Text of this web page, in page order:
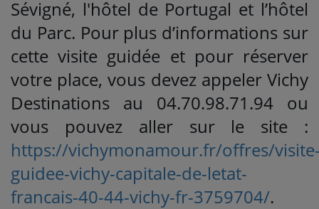
Sévigné, l'hôtel de Portugal et l’hôtel
du Parc. Pour plus d’informations sur
cette visite guidée et pour réserver
votre place, vous devez appeler Vichy
Destinations au 04.70.98.71.94 ou
vous pouvez aller sur le site :
https://vichymonamour.fr/offres/
guidee-vichy-capitale-de-letat-
francais-40-44-vichy-fr-3759704/.